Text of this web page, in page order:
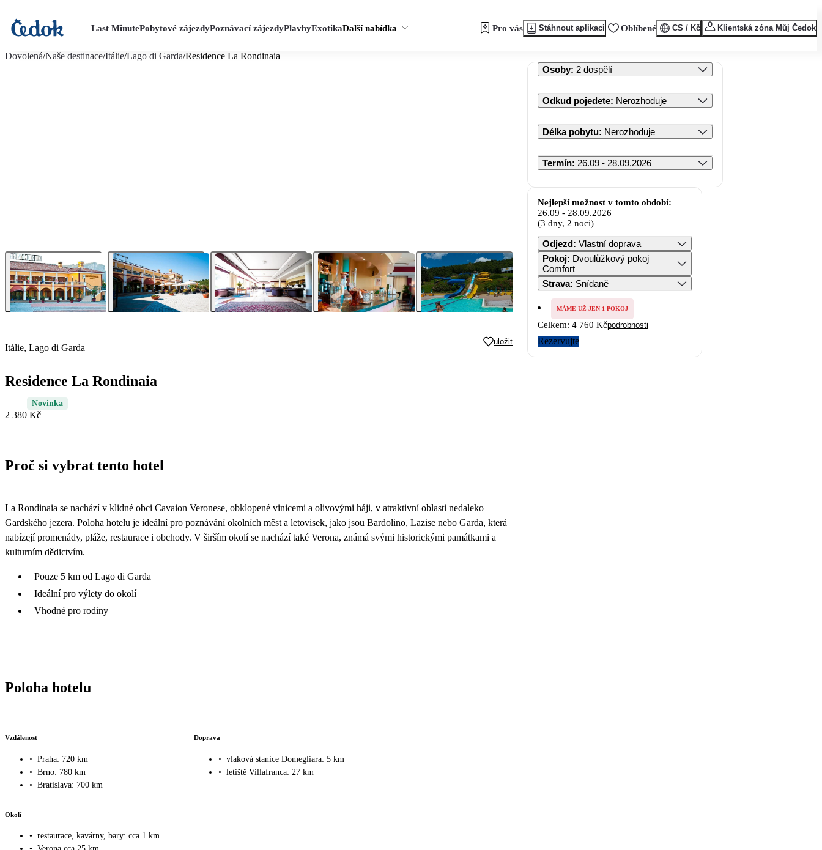
Last MinutePobytové zájezdyPoznávací zájezdyPlavbyExotikaDalší nabídka Pro vás Stáhnout aplikaci Oblíbené CS / Kč Klientská zóna Můj Čedok
Dovolená/Naše destinace/Itálie/Lago di Garda/Residence La Rondinaia
Itálie, Lago di Garda
uložit
Residence La Rondinaia
Novinka
2 380 Kč
Proč si vybrat tento hotel
La Rondinaia se nachází v klidné obci Cavaion Veronese, obklopené vinicemi a olivovými háji, v atraktivní oblasti nedaleko
Gardského jezera. Poloha hotelu je ideální pro poznávání okolních měst a letovisek, jako jsou Bardolino, Lazise nebo Garda, která
nabízejí promenády, pláže, restaurace i obchody. V širším okolí se nachází také Verona, známá svými historickými památkami a
kulturním dědictvím.
Pouze 5 km od Lago di Garda
Ideální pro výlety do okolí
Vhodné pro rodiny
Poloha hotelu
Vzdálenost
• Praha: 720 km
• Brno: 780 km
• Bratislava: 700 km
Doprava
• vlaková stanice Domegliara: 5 km
• letiště Villafranca: 27 km
Okolí
• restaurace, kavárny, bary: cca 1 km
Osoby: 2 dospělí
Odkud pojedete: Nerozhoduje
Délka pobytu: Nerozhoduje
Termín: 26.09 - 28.09.2026
Nejlepší možnost v tomto období:
26.09 - 28.09.2026
(3 dny, 2 noci)
Odjezd: Vlastní doprava
Pokoj: Dvoulůžkový pokoj
Comfort
Strava: Snídaně
MÁME UŽ JEN 1 POKOJ
Celkem: 4 760 Kčpodrobnosti
Rezervujte